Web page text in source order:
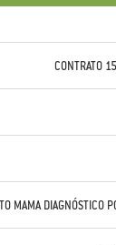
CONTRATO
MAMA DIAGNÓSTICO